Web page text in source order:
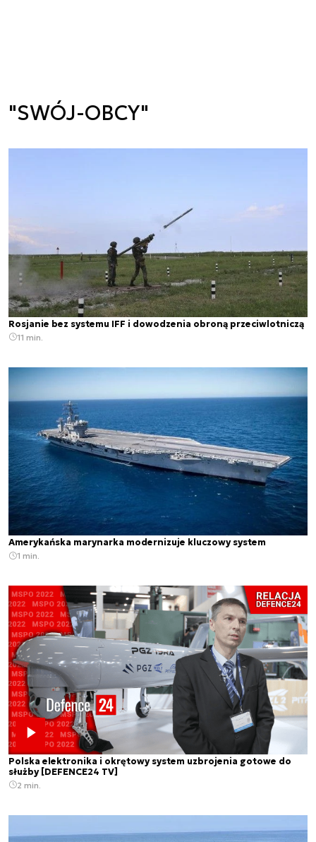
"SWÓJ-OBCY"
Rosjanie bez systemu IFF i dowodzenia obroną przeciwlotniczą
11 min.
Amerykańska marynarka modernizuje kluczowy system
1 min.
Polska elektronika i okrętowy system uzbrojenia gotowe do
służby [DEFENCE24 TV]
2 min.